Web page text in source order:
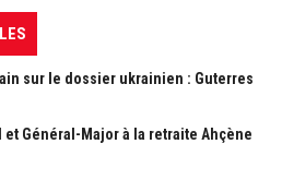
sur le dossier ukrainien : Guterres
et Général-Major à la retraite Ahçène